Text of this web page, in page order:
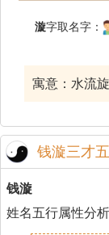
漩字取名字：
寓意：水流
钱漩三才
钱漩
姓名五行属性分析